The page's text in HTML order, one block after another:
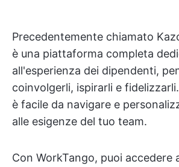
Precedentemente chiamato
è una piattaforma completa
all'esperienza dei dipendenti,
coinvolgerli, ispirarli e
è facile da navigare e
alle esigenze del tuo team.
Con WorkTango, puoi accedere